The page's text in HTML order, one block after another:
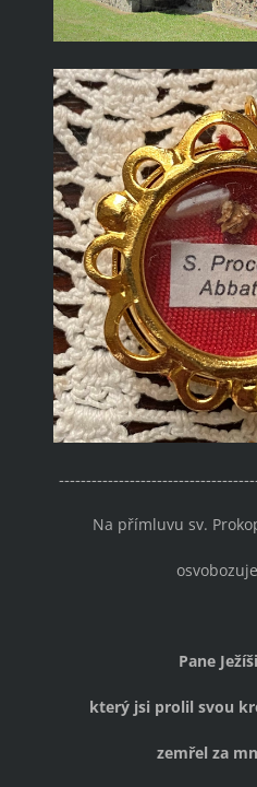
Na přímluvu sv.
Pane
který jsi prolil svou
zemřel za